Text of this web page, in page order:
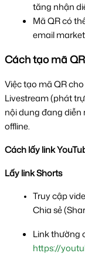
tăng nhận
Mã QR có
email
Cách tạo mã
Việc tạo mã QR
Livestream (phát
nội dung đang diễn
offline.
Cách lấy link
Lấy link Shorts
Truy cập
Chia sẻ
https://